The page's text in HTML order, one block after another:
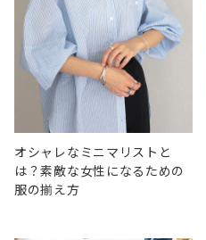
オシャレなミニマリストと
は？素敵な女性になるための
服の揃え方